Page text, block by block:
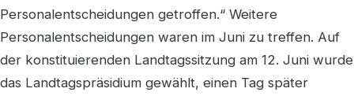
Personalentscheidungen getroffen.“ Weitere
Personalentscheidungen waren im Juni zu treffen. Auf
der konstituierenden Landtagssitzung am 12. Juni wurde
das Landtagspräsidium gewählt, einen Tag später